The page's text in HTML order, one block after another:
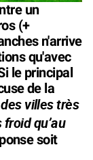
un
(+
n'arrive
qu'avec
le principal
de la
villes très
qu’au
soit